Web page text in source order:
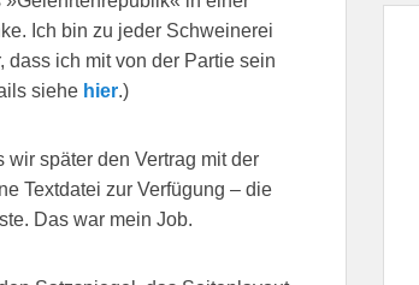
Ich bin zu jeder Schweinerei
dass ich mit von der Partie sein
siehe hier.)
später den Vertrag mit der
Textdatei zur Verfügung – die
Das war mein Job.